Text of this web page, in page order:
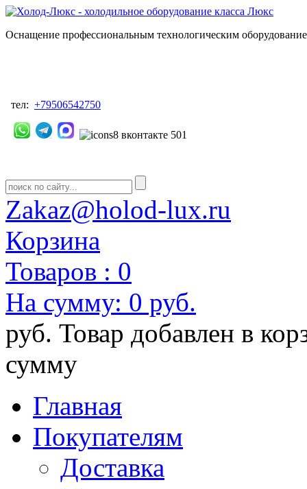
Оснащение профессиональным технологическим
тел: +79506542750
Zakaz@holod-lux.ru
Корзина
Товаров : 0
На сумму: 0 руб.
руб. Товар добавлен в
сумму
Главная
Покупателям
Доставка